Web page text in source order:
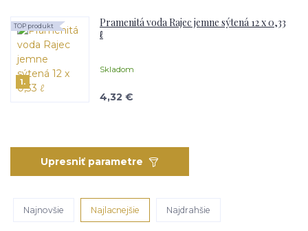
1.
Pramenitá voda Rajec jemne sýtená 12 x 0,33
ℓ
Skladom
TOP produkt
4,32 €
Upresniť parametre
Najnovšie Najlacnejšie Najdrahšie